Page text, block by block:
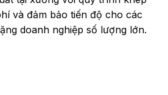
và đảm bảo tiến độ cho các
doanh nghiệp số lượng lớn.